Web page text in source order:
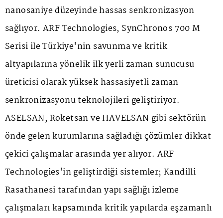
nanosaniye düzeyinde hassas senkronizasyon
sağlıyor. ARF Technologies, SynChronos 700 M
Serisi ile Türkiye'nin savunma ve kritik
altyapılarına yönelik ilk yerli zaman sunucusu
üreticisi olarak yüksek hassasiyetli zaman
senkronizasyonu teknolojileri geliştiriyor.
ASELSAN, Roketsan ve HAVELSAN gibi sektörün
önde gelen kurumlarına sağladığı çözümler dikkat
çekici çalışmalar arasında yer alıyor. ARF
Technologies'in geliştirdiği sistemler; Kandilli
Rasathanesi tarafından yapı sağlığı izleme
çalışmaları kapsamında kritik yapılarda eşzamanlı